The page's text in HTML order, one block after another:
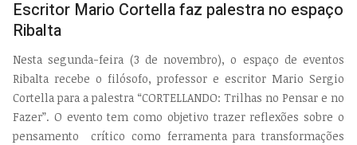
Escritor Mario Cortella faz palestra no espaço
Ribalta
Nesta segunda-feira (3 de novembro), o espaço de eventos
Ribalta recebe o filósofo, professor e escritor Mario Sergio
Cortella para a palestra “CORTELLANDO: Trilhas no Pensar e no
Fazer”. O evento tem como objetivo trazer reflexões sobre o
pensamento crítico como ferramenta para transformações